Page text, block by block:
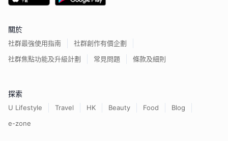
關於
社群最強使用指南
社群創作有價企劃
社群焦點功能及升級計劃
常見問題 條款及細則
探索
U Lifestyle Travel HK Beauty Food
Blog
e-zone